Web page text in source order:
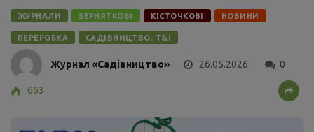
ЖУРНАЛИ ЗЕРНЯТКОВІ КІСТОЧКОВІ НОВИНИ
ПЕРЕРОБКА САДІВНИЦТВО. Т&І
Журнал «Садівництво» 26.05.2026 0
663